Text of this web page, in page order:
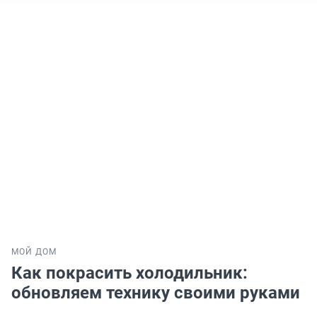
МОЙ ДОМ
Как покрасить холодильник:
обновляем технику своими руками